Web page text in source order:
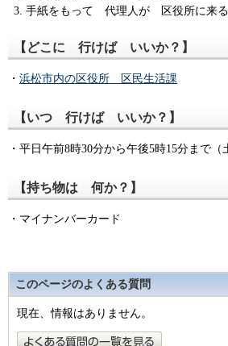
手紙をもって 代理人が 区役所に来る
【どこに 行けば いいか？】
・ 浜松市内の区役所 区民生活課
【いつ 行けば いいか？】
・平日午前8時30分から午後5時15分まで（
【持ち物は 何か？】
・マイナンバーカード
このページのよくある質問
現在、情報はありません。